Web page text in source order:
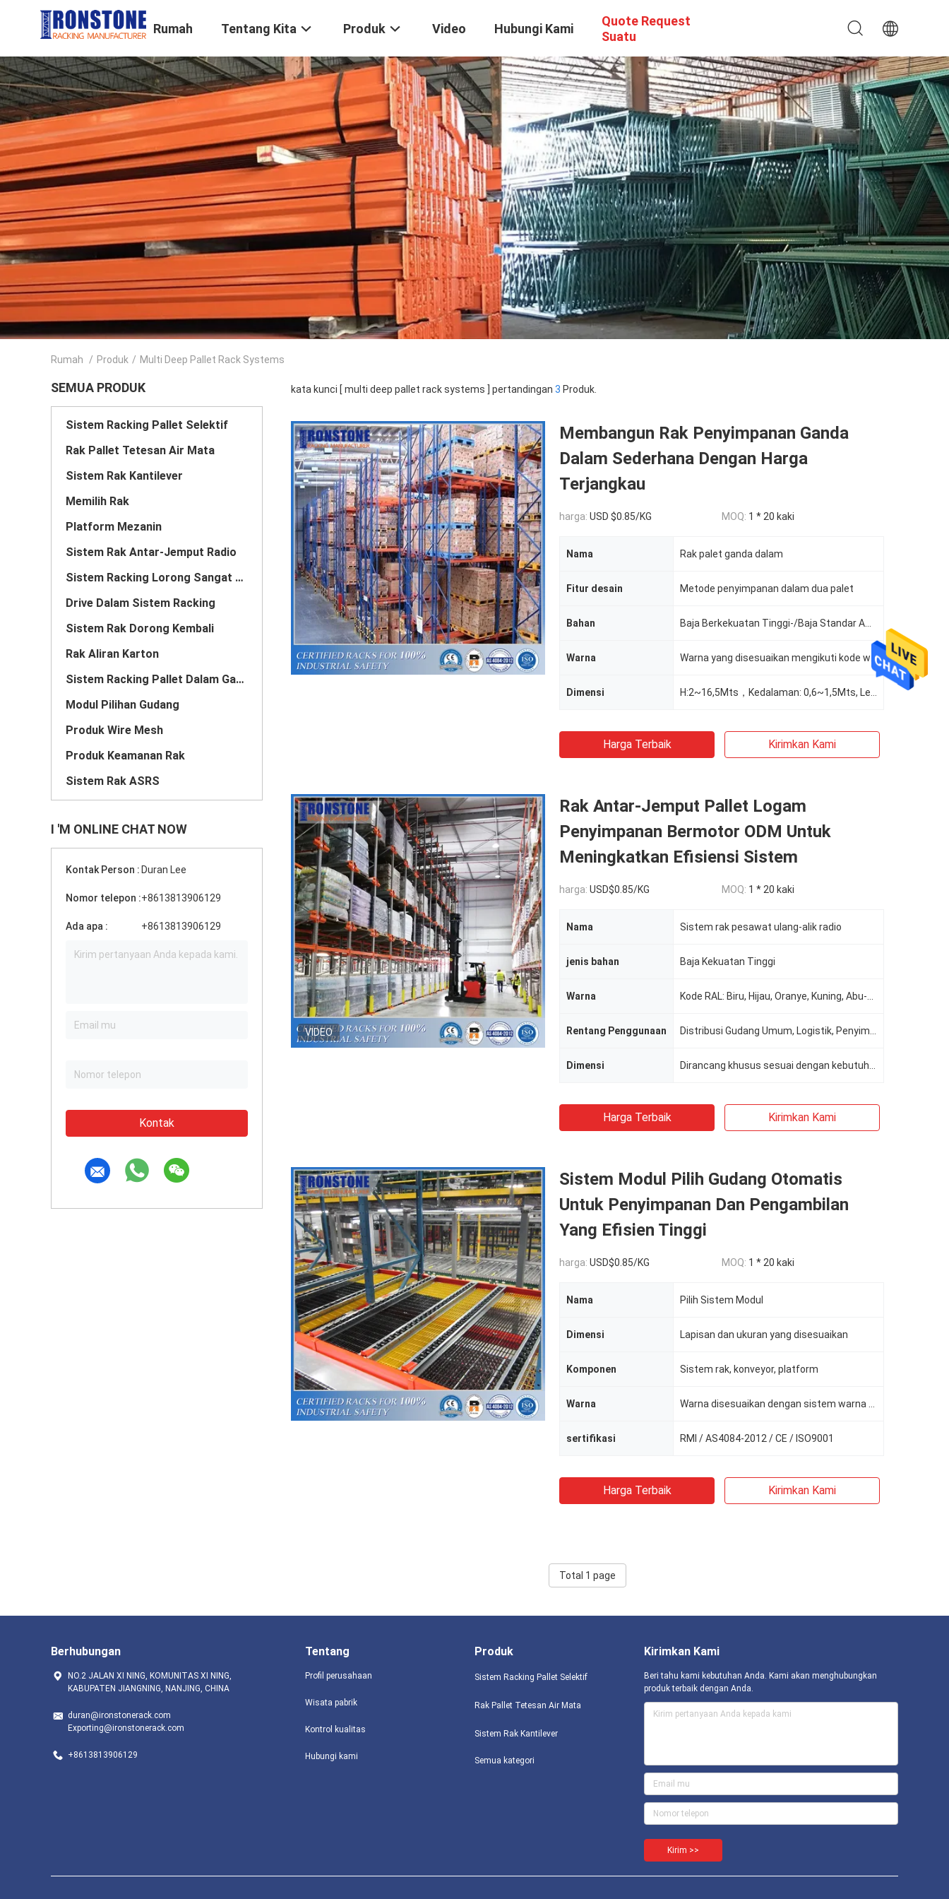
Rumah Tentang Kita Produk Video Hubungi Kami
Quote Request
Suatu
Rumah / Produk / Multi Deep Pallet Rack Systems
SEMUA PRODUK
Sistem Racking Pallet Selektif
Rak Pallet Tetesan Air Mata
Sistem Rak Kantilever
Memilih Rak
Platform Mezanin
Sistem Rak Antar-Jemput Radio
Sistem Racking Lorong Sangat Sempit
Drive Dalam Sistem Racking
Sistem Rak Dorong Kembali
Rak Aliran Karton
Sistem Racking Pallet Dalam Ganda
Modul Pilihan Gudang
Produk Wire Mesh
Produk Keamanan Rak
Sistem Rak ASRS
I 'M ONLINE CHAT NOW
Kontak Person : Duran Lee
Nomor telepon :+8613813906129
Ada apa : +8613813906129
Kontak
kata kunci [ multi deep pallet rack systems ] pertandingan 3 Produk.
Membangun Rak Penyimpanan Ganda
Dalam Sederhana Dengan Harga
Terjangkau
harga: USD $0.85/KG MOQ: 1 * 20 kaki
Nama Rak palet ganda dalam
Fitur desain Metode penyimpanan dalam dua palet
Bahan
Warna Warna yang disesuaikan mengikuti kode warna RAL
Dimensi
Harga Terbaik Kirimkan Kami
VIDEO
Rak Antar-Jemput Pallet Logam
Penyimpanan Bermotor ODM Untuk
Meningkatkan Efisiensi Sistem
harga: USD$0.85/KG MOQ: 1 * 20 kaki
Nama Sistem rak pesawat ulang-alik radio
jenis bahan Baja Kekuatan Tinggi
Warna
Rentang Penggunaan
Dimensi
Harga Terbaik Kirimkan Kami
Sistem Modul Pilih Gudang Otomatis
Untuk Penyimpanan Dan Pengambilan
Yang Efisien Tinggi
harga: USD$0.85/KG MOQ: 1 * 20 kaki
Nama Pilih Sistem Modul
Dimensi Lapisan dan ukuran yang disesuaikan
Komponen Sistem rak, konveyor, platform
Warna
sertifikasi RMI / AS4084-2012 / CE / ISO9001
Harga Terbaik Kirimkan Kami
Total 1 page
Berhubungan
NO.2 JALAN XI NING, KOMUNITAS XI NING,
KABUPATEN JIANGNING, NANJING, CHINA
duran@ironstonerack.com
Exporting@ironstonerack.com
+8613813906129
Tentang
Profil perusahaan
Wisata pabrik
Kontrol kualitas
Hubungi kami
Produk
Sistem Racking Pallet Selektif
Rak Pallet Tetesan Air Mata
Sistem Rak Kantilever
Semua kategori
Kirimkan Kami
Beri tahu kami kebutuhan Anda. Kami akan menghubungkan
produk terbaik dengan Anda.
Kirim >>